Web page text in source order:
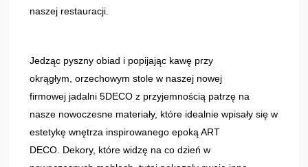
naszej restauracji.
Jedząc pyszny obiad i popijając kawę przy
okrągłym, orzechowym stole w naszej nowej
firmowej jadalni 5DECO z przyjemnością patrzę na
nasze nowoczesne materiały, które idealnie wpisały się w
estetykę wnętrza inspirowanego epoką ART
DECO. Dekory, które widzę na co dzień w